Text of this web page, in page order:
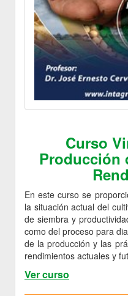
Curso
Producción
En este curso se
la situación actual del
de siembra y
como del proceso para
de la producción y las
rendimientos actuales y
Ver curso